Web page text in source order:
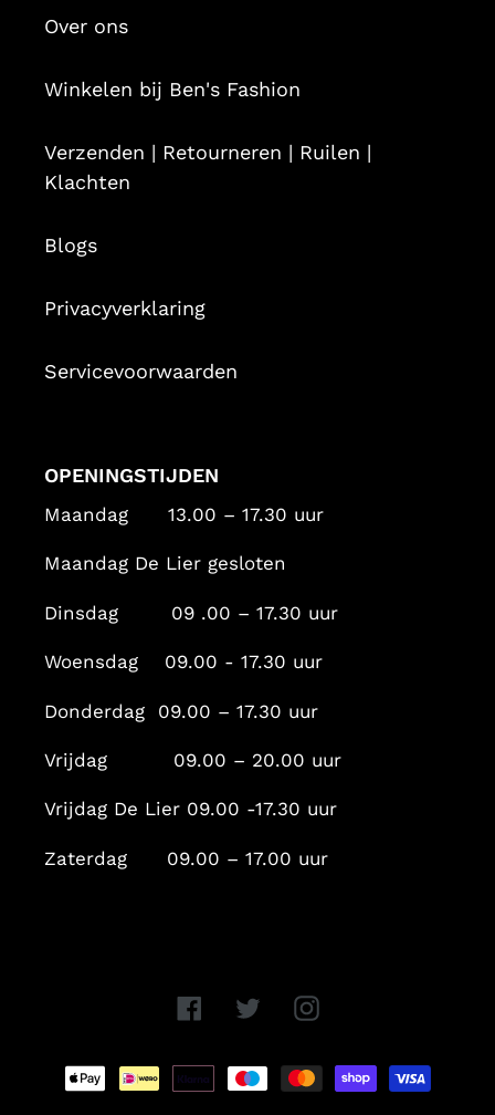
Over ons
Winkelen bij Ben's Fashion
Verzenden | Retourneren | Ruilen |
Klachten
Blogs
Privacyverklaring
Servicevoorwaarden
OPENINGSTIJDEN
Maandag 13.00 – 17.30 uur
Maandag De Lier gesloten
Dinsdag 09 .00 – 17.30 uur
Woensdag 09.00 - 17.30 uur
Donderdag 09.00 – 17.30 uur
Vrijdag 09.00 – 20.00 uur
Vrijdag De Lier 09.00 -17.30 uur
Zaterdag 09.00 – 17.00 uur
FacebookTwitterInstagram
Betaalmethoden